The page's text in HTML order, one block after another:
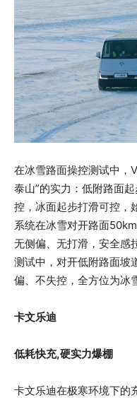
在冰雪路面操控测试中，
泰山”的实力：低附路面
控，冰面起步打滑可控，
系统在冰雪对开路面
无侧偏、无打滑，安全感
测试中，对开低附路面坡
偏、不失控，全方位为冰
卡文乐迪
低耗快充,硬实力爆棚
卡文乐迪在极寒环境下的